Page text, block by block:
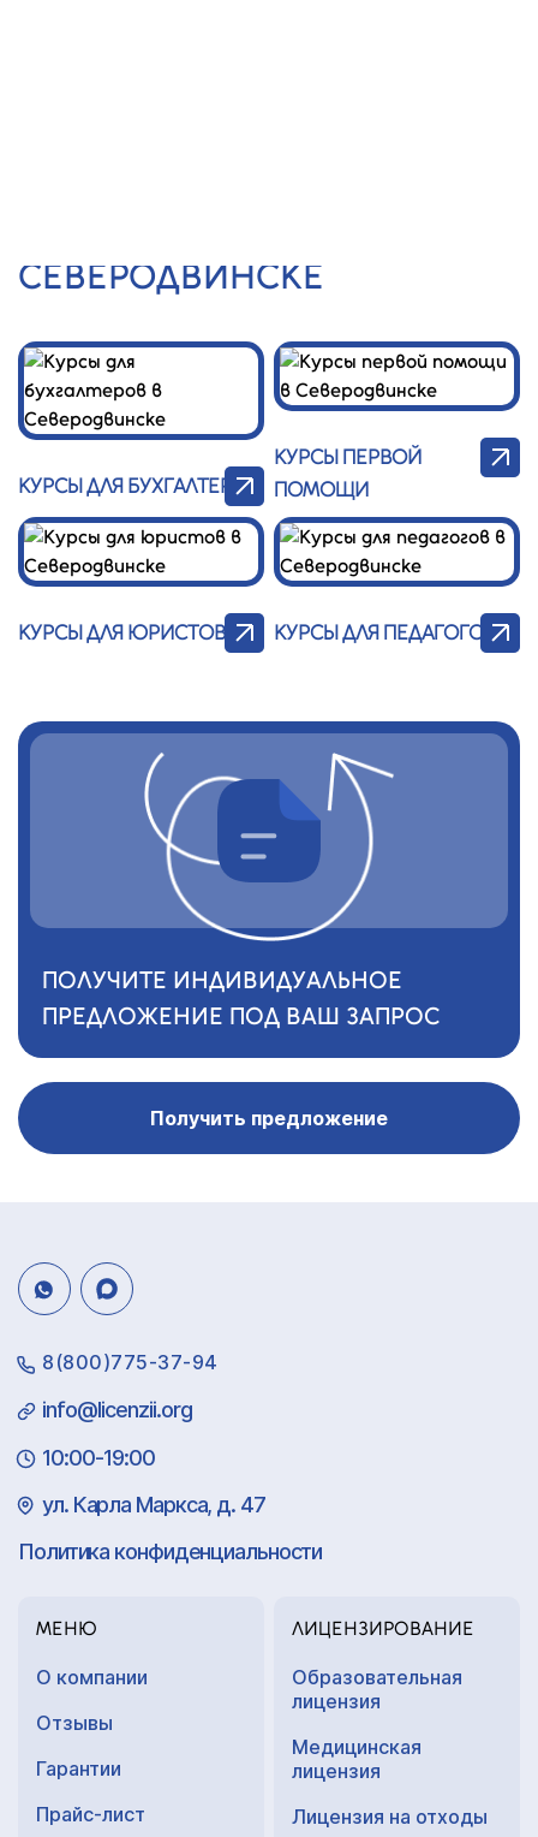
СЕВЕРОДВИНСКЕ
КУРСЫ ДЛЯ БУХГАЛТЕРОВ
КУРСЫ ПЕРВОЙ
ПОМОЩИ
КУРСЫ ДЛЯ ЮРИСТОВ КУРСЫ ДЛЯ ПЕДАГОГОВ
ПОЛУЧИТЕ ИНДИВИДУАЛЬНОЕ
ПРЕДЛОЖЕНИЕ ПОД ВАШ ЗАПРОС
Получить предложение
8(800)775-37-94
info@licenzii.org
10:00-19:00
ул. Карла Маркса, д. 47
Политика конфиденциальности
МЕНЮ
О компании
Отзывы
Гарантии
Прайс-лист
ЛИЦЕНЗИРОВАНИЕ
Образовательная
лицензия
Медицинская
лицензия
Лицензия на отходы